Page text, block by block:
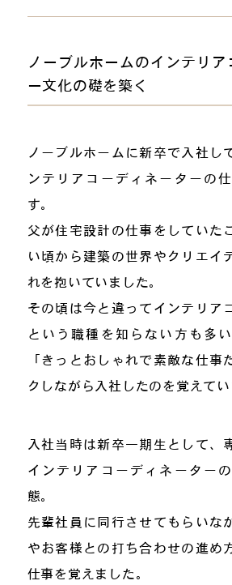
ノーブルホームのインテリ
ー文化の礎を築く
ノーブルホームに新卒で入社し
ンテリアコーディネーターの
す。
父が住宅設計の仕事をしていた
い頃から建築の世界やクリエイ
れを抱いていました。
その頃は今と違ってインテリア
という職種を知らない方も多
「きっとおしゃれで素敵な仕事
クしながら入社したのを覚えてい
入社当時は新卒一期生として、
インテリアコーディネーター
態。
先輩社員に同行させてもらいな
やお客様との打ち合わせの進め
仕事を覚えました。